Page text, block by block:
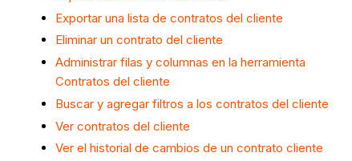
Exportar una lista de contratos del cliente
Eliminar un contrato del cliente
Administrar filas y columnas en la herramienta
Contratos del cliente
Buscar y agregar filtros a los contratos del cliente
Ver contratos del cliente
Ver el historial de cambios de un contrato cliente